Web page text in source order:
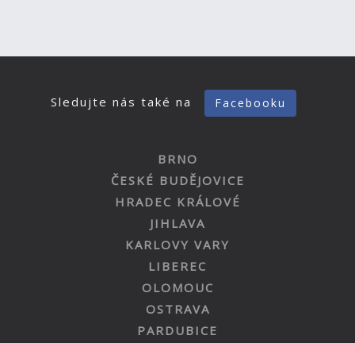
Sledujte nás také na Facebooku
BRNO
ČESKÉ BUDĚJOVICE
HRADEC KRÁLOVÉ
JIHLAVA
KARLOVY VARY
LIBEREC
OLOMOUC
OSTRAVA
PARDUBICE